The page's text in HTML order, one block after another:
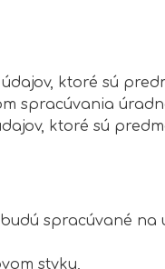
ktoré sú
spracúvania
ktoré sú
spracúvané na
styku,